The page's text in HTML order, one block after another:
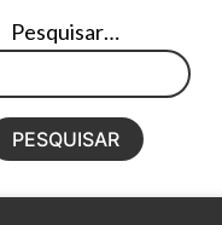
Pesquisar…